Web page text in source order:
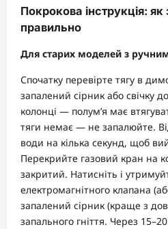
Покрокова інструкція:
правильно
Для старих моделей з
Спочатку перевірте тягу в
запалений сірник або свічку
колонці — полум’я має
тяги немає — не запалюйте.
води на кілька секунд, щоб
Перекрийте газовий кран на
закритий. Натисніть і
електромагнітного клапана
запалений сірник (краще з
запального гніття. Через